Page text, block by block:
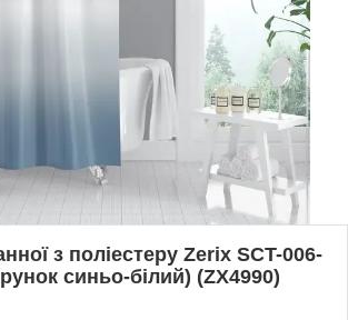
з поліестеру Zerix SCT-006-
синьо-білий) (ZX4990)